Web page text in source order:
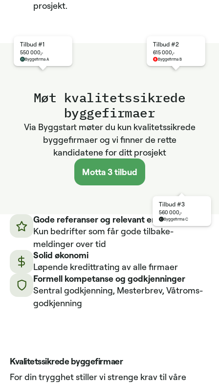
prosjekt.
Møt kvalitets­sikrede
byggefirmaer
Via Byggstart møter du kun kvalitetssikrede
byggefirmaer og vi finner de rette
kandidatene for ditt prosjekt
Motta 3 tilbud
Tilbud #1
550 000,-
Byggefirma A
Tilbud #3
560 000,-
Byggefirma C
Tilbud #2
615 000,-
Byggefirma B
Gode referanser og relevant erfaring
Kun bedrifter som får gode tilbake­
meldinger over tid
Solid økonomi
Løpende kredittrating av alle firmaer
Formell kompetanse og godkjenninger
Sentral godkjenning, Mesterbrev, Våtroms­
godkjenning
Kvalitetssikrede byggefirmaer
For din trygghet stiller vi strenge krav til våre